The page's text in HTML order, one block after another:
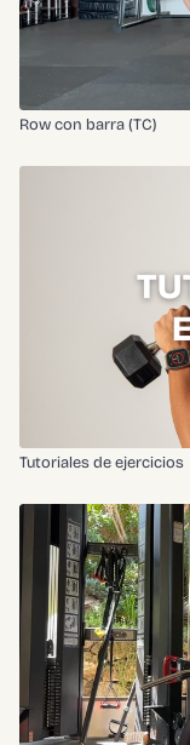
Row con barra (TC)
Tutoriales de ejercicios